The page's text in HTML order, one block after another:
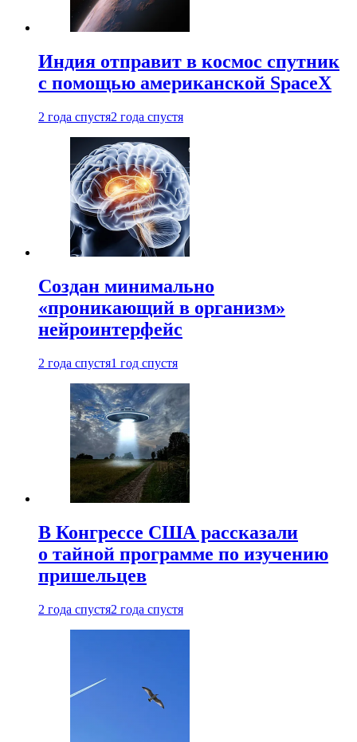
Индия отправит в космос спутник
с помощью американской SpaceX
2 года спустя2 года спустя
Создан минимально
«проникающий в организм»
нейроинтерфейс
2 года спустя1 год спустя
В Конгрессе США рассказали
о тайной программе по изучению
пришельцев
2 года спустя2 года спустя